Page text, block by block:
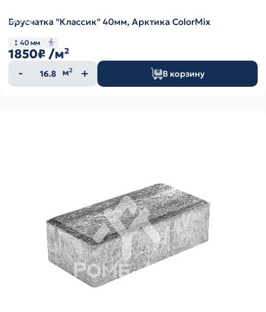
Брусчатка "Классик" 40мм, Арктика ColorMix
40 мм
1850₽ /м²
Количество
товара
м² В корзину